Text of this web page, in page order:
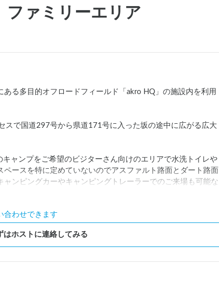
ファミリーエリア
る多目的オフロードフィールド「akro HQ」の施設内を利用
スで国道297号から県道171号に入った坂の途中に広がる広大
ャンプをご希望のビジターさん向けのエリアで水洗トイレや
ースを特に定めていないのでアスファルト路面とダート路面
ンピングカーやキャンピングトレーラーでのご来場も可能な
敷地内でバックせずに転回する事が可能です。
は徒歩や自転車であれば散策も可能ですのでMTB等を持ち込
に鶴舞公園もあるのでちょっとした散歩には良いところで
乗りバギー等の体験アクティビティもご用意していますので
。
歩したり近隣の鶴舞公園に散歩に行くのもお勧めです。
合わせできます
はホストに連絡してみる